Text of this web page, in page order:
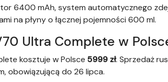
6400 mAh, system automatycznego
na płyny o łącznej pojemności 600 ml.
Ultra Complete w
kosztuje w Polsce 5999 zł. Sprzedaż
obowiązującą do 26 lipca.